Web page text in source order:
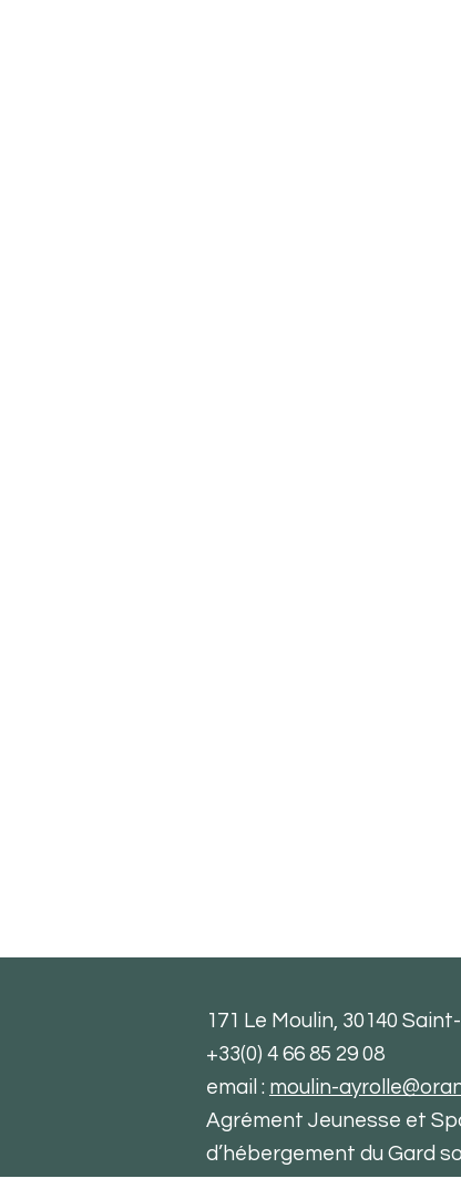
171 Le Moulin, 30140
+33(0) 4 66 85 29 08
email : moulin-
Agrément Jeunesse et
d’hébergement du Gard